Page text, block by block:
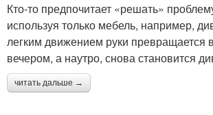
Кто-то предпочитает «решать»
используя только мебель, например,
легким движением руки превращается
вечером, а наутро, снова становится
читать дальше →